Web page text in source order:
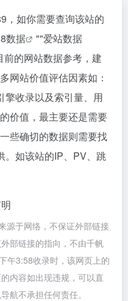
，如你需要查询该站的
数据 ""爱站数据
前的网站数据参考，建
网站价值评估因素如：
擎收录以及索引量、用
价值，最主要还是需要
些确切的数据则需要找
。如该站的IP、PV、跳
源于网络，不保证外部链接
部链接的指向，不由千帆
午3:58收录时，该网页上的
内容如出现违规，可以直
航不承担任何责任。